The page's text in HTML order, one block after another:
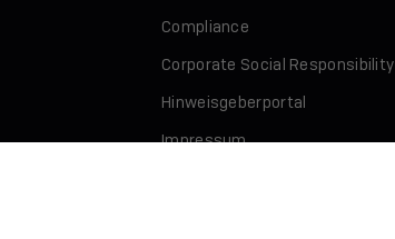
Compliance
Corporate Social Responsibility
Hinweisgeberportal
Impressum